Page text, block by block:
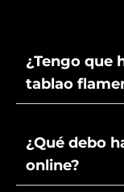
¿Tengo que
tablao
¿Qué debo
online?